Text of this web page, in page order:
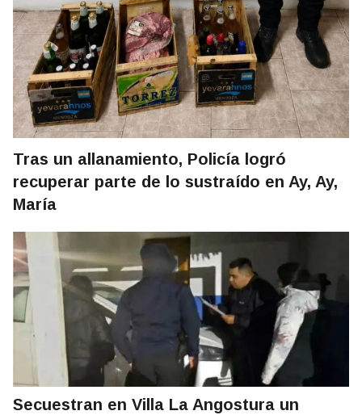
Tras un allanamiento, Policía logró
recuperar parte de lo sustraído en Ay, Ay,
María
Secuestran en Villa La Angostura un